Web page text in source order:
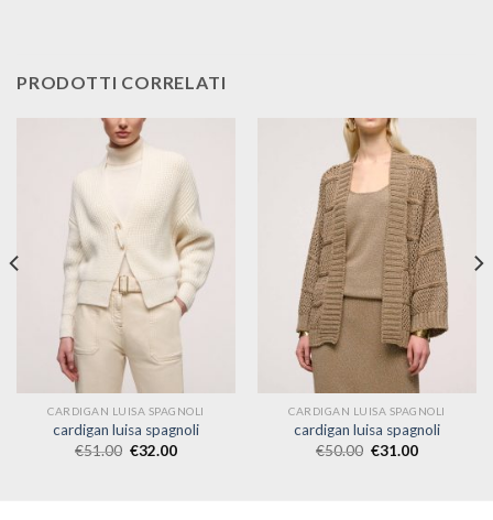
PRODOTTI CORRELATI
CARDIGAN LUISA SPAGNOLI
cardigan luisa spagnoli
€51.00 €32.00
CARDIGAN LUISA SPAGNOLI
cardigan luisa spagnoli
€50.00 €31.00